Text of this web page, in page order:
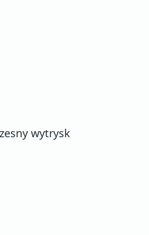
wytrysk